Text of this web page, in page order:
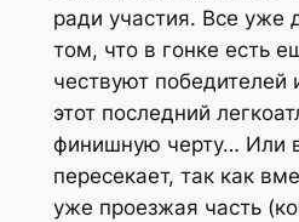
ради участия. Все уже
том, что в гонке есть
чествуют победителей
этот последний
финишную черту… Или
пересекает, так как
уже проезжая часть